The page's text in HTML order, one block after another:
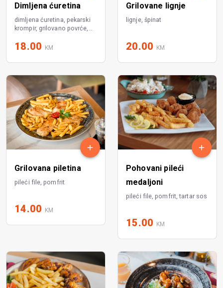
Dimljena ćuretina
dimljena ćuretina, pekarski
krompir, grilovano povrće,
18.00 KM
Grilovane lignje
lignje, špinat
20.00 KM
Grilovana piletina
pileći file, pomfrit
14.00 KM
Pohovani pileći
medaljoni
pileći file, pomfrit, tartar sos
15.00 KM